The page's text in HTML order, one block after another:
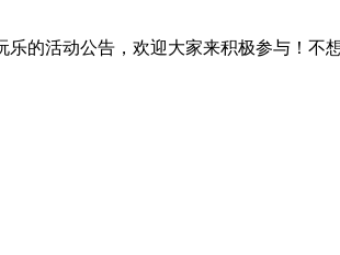
的活动公告，欢迎大家来积极参与！不